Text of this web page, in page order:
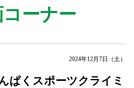
ーナー
2024年12月7日（土）
ぱくスポーツクライミ